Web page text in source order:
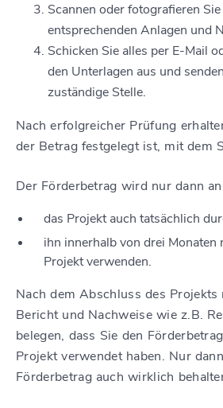
Scannen oder fotografieren
entsprechenden Anlagen und
Schicken Sie alles per E-Mail
den Unterlagen aus und
zuständige Stelle.
Nach erfolgreicher Prüfung
der Betrag festgelegt ist, mit dem
Der Förderbetrag wird nur dann
das Projekt auch tatsächlich
ihn innerhalb von drei
Projekt verwenden.
Nach dem Abschluss des
Bericht und Nachweise wie z.B.
belegen, dass Sie den
Projekt verwendet haben. Nur
Förderbetrag auch wirklich